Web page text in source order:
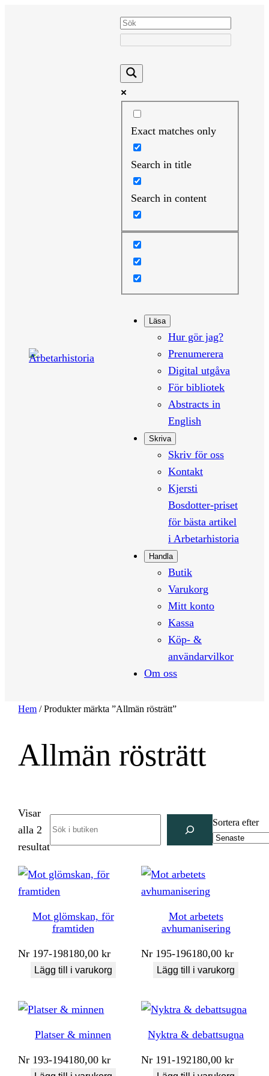
Exact matches only
Search in title
Search in content
Läsa
Hur gör jag?
Prenumerera
Digital utgåva
För bibliotek
Abstracts in
English
Skriva
Skriv för oss
Kontakt
Kjersti
Bosdotter-priset
för bästa artikel
i Arbetarhistoria
Handla
Butik
Varukorg
Mitt konto
Kassa
Köp- &
användarvilkor
Om oss
Hem / Produkter märkta ”Allmän rösträtt”
Allmän rösträtt
Visar
alla 2
resultatSortera
senaste
Sortera efter
Mot glömskan, för
framtiden
Nr 197-198180,00kr
Lägg till i varukorg
Mot arbetets
avhumanisering
Nr 195-196180,00kr
Lägg till i varukorg
Platser & minnen
Nr 193-194180,00kr
Nyktra & debattsugna
Nr 191-192180,00kr